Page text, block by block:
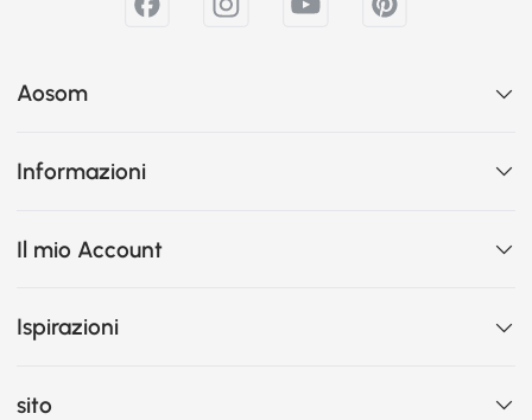
Aosom
Informazioni
Il mio Account
Ispirazioni
sito